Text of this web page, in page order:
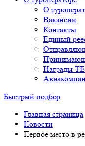
О
Вакансии
Контакты
Единый
Награды
Быстрый подбор
Главная страница
Новости
Первое место в